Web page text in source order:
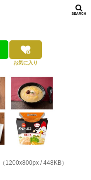
お気に入り
（1200x800px / 448KB）